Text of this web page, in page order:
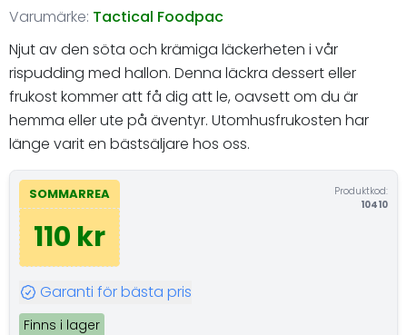
Varumärke: Tactical Foodpac
Njut av den söta och krämiga läckerheten i vår
rispudding med hallon. Denna läckra dessert eller
frukost kommer att få dig att le, oavsett om du är
hemma eller ute på äventyr. Utomhusfrukosten har
länge varit en bästsäljare hos oss.
SOMMARREA
110 kr
Produktkod:
10410
Garanti för bästa pris
Finns i lager